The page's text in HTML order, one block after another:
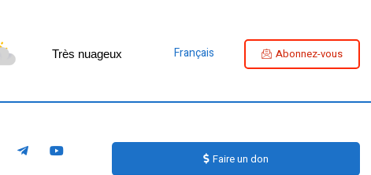
Très nuageux Français Abonnez-vous
Faire un don